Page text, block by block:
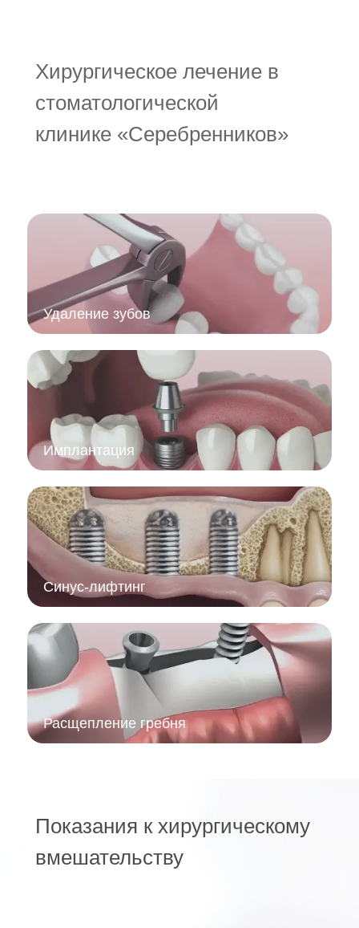
Хирургическое лечение в
стоматологической
клинике «Серебренников»
Имплантация
Расщепление гребня
Синус-лифтинг
Удаление зубов
Показания к хирургическому
вмешательству